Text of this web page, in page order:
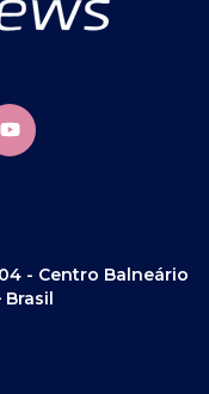
- Centro Balneário
Brasil